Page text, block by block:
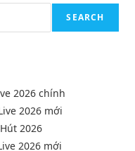
SEARCH
2026 chính
2026 mới
2026
2026 mới